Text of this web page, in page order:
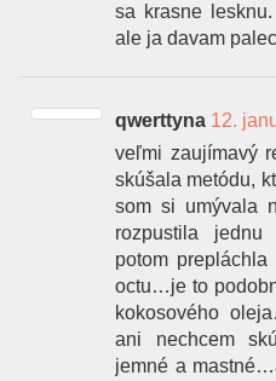
sa krasne
ale ja davam
qwerttyna 12.
veľmi zaujímavý
skúšala metódu,
som si umývala
rozpustila
potom
octu…je to
kokosového
ani nechcem
jemné a